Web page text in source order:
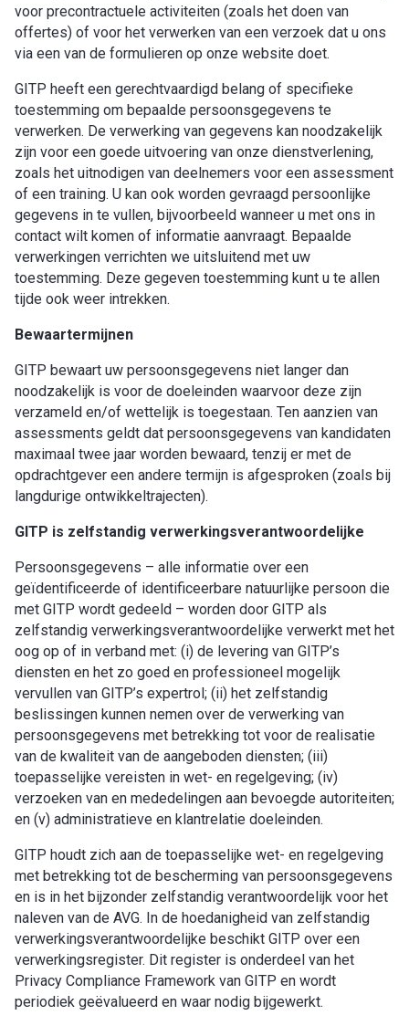
voor precontractuele activiteiten (zoals het doen van
offertes) of voor het verwerken van een verzoek dat u ons
via een van de formulieren op onze website doet.
GITP heeft een gerechtvaardigd belang of specifieke
toestemming om bepaalde persoonsgegevens te
verwerken. De verwerking van gegevens kan noodzakelijk
zijn voor een goede uitvoering van onze dienstverlening,
zoals het uitnodigen van deelnemers voor een assessment
of een training. U kan ook worden gevraagd persoonlijke
gegevens in te vullen, bijvoorbeeld wanneer u met ons in
contact wilt komen of informatie aanvraagt. Bepaalde
verwerkingen verrichten we uitsluitend met uw
toestemming. Deze gegeven toestemming kunt u te allen
tijde ook weer intrekken.
Bewaartermijnen
GITP bewaart uw persoonsgegevens niet langer dan
noodzakelijk is voor de doeleinden waarvoor deze zijn
verzameld en/of wettelijk is toegestaan. Ten aanzien van
assessments geldt dat persoonsgegevens van kandidaten
maximaal twee jaar worden bewaard, tenzij er met de
opdrachtgever een andere termijn is afgesproken (zoals bij
langdurige ontwikkeltrajecten).
GITP is zelfstandig verwerkingsverantwoordelijke
Persoonsgegevens – alle informatie over een
geïdentificeerde of identificeerbare natuurlijke persoon die
met GITP wordt gedeeld – worden door GITP als
zelfstandig verwerkingsverantwoordelijke verwerkt met het
oog op of in verband met: (i) de levering van GITP’s
diensten en het zo goed en professioneel mogelijk
vervullen van GITP’s expertrol; (ii) het zelfstandig
beslissingen kunnen nemen over de verwerking van
persoonsgegevens met betrekking tot voor de realisatie
van de kwaliteit van de aangeboden diensten; (iii)
toepasselijke vereisten in wet- en regelgeving; (iv)
verzoeken van en mededelingen aan bevoegde autoriteiten;
en (v) administratieve en klantrelatie doeleinden.
GITP houdt zich aan de toepasselijke wet- en regelgeving
met betrekking tot de bescherming van persoonsgegevens
en is in het bijzonder zelfstandig verantwoordelijk voor het
naleven van de AVG. In de hoedanigheid van zelfstandig
verwerkingsverantwoordelijke beschikt GITP over een
verwerkingsregister. Dit register is onderdeel van het
Privacy Compliance Framework van GITP en wordt
periodiek geëvalueerd en waar nodig bijgewerkt.